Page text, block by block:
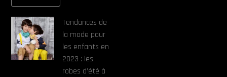
Tendances de
la mode pour
les enfants en
2023 : les
robes d’été à